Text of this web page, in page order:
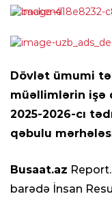
Dövlət ümumi
müəllimlərin işə
2025-2026-cı
qəbulu
Busaat.az
barədə İnsan